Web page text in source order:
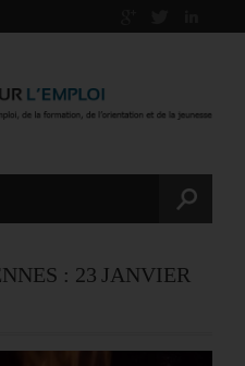
: 23 JANVIER